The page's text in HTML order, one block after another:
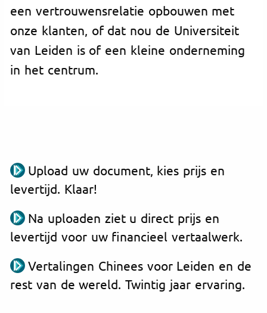
een vertrouwensrelatie opbouwen met
onze klanten, of dat nou de Universiteit
van Leiden is of een kleine onderneming
in het centrum.
Upload uw document, kies prijs en
levertijd. Klaar!
Na uploaden ziet u direct prijs en
levertijd voor uw financieel vertaalwerk.
Vertalingen Chinees voor Leiden en de
rest van de wereld. Twintig jaar ervaring.